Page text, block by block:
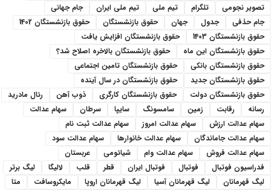
تصویر نجومی
تلگرام تیم ملی تیم ملی ایران
جام جهانی
جام حذفی
جدول جهان حقوق بازنشستگان
حقوق بازنشستگان 1402
حقوق بازنشستگان 1403
حقوق بازنشستگان افزایش یافت
حقوق بازنشستگان این ماه
حقوق بازنشستگان بالاخره اصلاح شد؟
حقوق بازنشستگان بانکی
حقوق بازنشستگان تامین اجتماعی
حقوق بازنشستگان جدید
حقوق بازنشستگان در سال آینده
حقوق بازنشستگان دولت
حقوق بازنشستگان کارگری ذوب آهن
رئال مادرید
رسانه
رقابت زمین سامسونگ سایپا سرطان
سهام عدالت
سهام عدالت ارزش
سهام عدالت امروز
سهام عدالت ثبت نام
سهام عدالت جاماندگان
سهام عدالت خانوارها
سهام عدالت سود
سهام عدالت فروش
سهام عدالت وام شیائومی
عربستان
فدراسیون فوتبال
فوتبال فوتبال ایران قطر قلب لالیگا
لیگ برتر
لیگ قهرمانان
لیگ قهرمانان آسیا لیگ قهرمانان اروپا مایکروسافت
متا